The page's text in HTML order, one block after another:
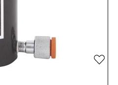
Zur